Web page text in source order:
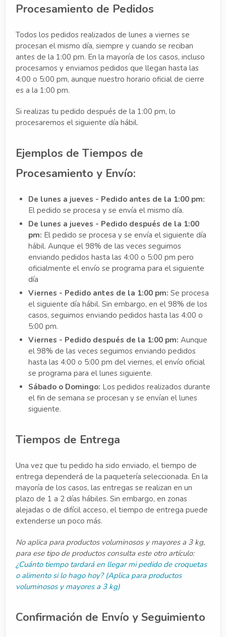
Procesamiento de Pedidos
Todos los pedidos realizados de lunes a viernes se
procesan el mismo día, siempre y cuando se reciban
antes de la 1:00 pm. En la mayoría de los casos, incluso
procesamos y enviamos pedidos que llegan hasta las
4:00 o 5:00 pm, aunque nuestro horario oficial de cierre
es a la 1:00 pm.
Si realizas tu pedido después de la 1:00 pm, lo
procesaremos el siguiente día hábil.
Ejemplos de Tiempos de
Procesamiento y Envío:
De lunes a jueves - Pedido antes de la 1:00 pm:
El pedido se procesa y se envía el mismo día.
De lunes a jueves - Pedido después de la 1:00
pm: El pedido se procesa y se envía el siguiente día
hábil. Aunque el 98% de las veces seguimos
enviando pedidos hasta las 4:00 o 5:00 pm pero
oficialmente el envío se programa para el siguiente
día
Viernes - Pedido antes de la 1:00 pm: Se procesa
el siguiente día hábil. Sin embargo, en el 98% de los
casos, seguimos enviando pedidos hasta las 4:00 o
5:00 pm.
Viernes - Pedido después de la 1:00 pm: Aunque
el 98% de las veces seguimos enviando pedidos
hasta las 4:00 o 5:00 pm del viernes, el envío oficial
se programa para el lunes siguiente.
Sábado o Domingo: Los pedidos realizados durante
el fin de semana se procesan y se envían el lunes
siguiente.
Tiempos de Entrega
Una vez que tu pedido ha sido enviado, el tiempo de
entrega dependerá de la paquetería seleccionada. En la
mayoría de los casos, las entregas se realizan en un
plazo de 1 a 2 días hábiles. Sin embargo, en zonas
alejadas o de difícil acceso, el tiempo de entrega puede
extenderse un poco más.
No aplica para productos voluminosos y mayores a 3 kg,
para ese tipo de productos consulta este otro artículo:
¿Cuánto tiempo tardará en llegar mi pedido de croquetas
o alimento si lo hago hoy? (Aplica para productos
voluminosos y mayores a 3 kg)
Confirmación de Envío y Seguimiento